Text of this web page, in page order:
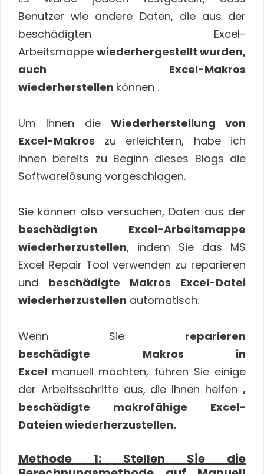
Benutzer wie andere Daten, die aus der
beschädigten Excel-
Arbeitsmappe wiederhergestellt wurden,
auch Excel-Makros
wiederherstellen können .
Um Ihnen die Wiederherstellung von
Excel-Makros zu erleichtern, habe ich
Ihnen bereits zu Beginn dieses Blogs die
Softwarelösung vorgeschlagen.
Sie können also versuchen, Daten aus der
beschädigten Excel-Arbeitsmappe
wiederherzustellen, indem Sie das MS
Excel Repair Tool verwenden zu reparieren
und beschädigte Makros Excel-Datei
wiederherzustellen automatisch.
Wenn Sie reparieren
beschädigte Makros in
Excel manuell möchten, führen Sie einige
der Arbeitsschritte aus, die Ihnen helfen ,
beschädigte makrofähige Excel-
Dateien wiederherzustellen.
Methode 1: Stellen Sie die